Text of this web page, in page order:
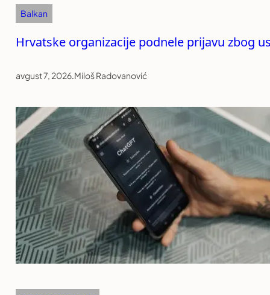
Balkan
Hrvatske organizacije podnele prijavu zbog
avgust 7, 2026.Miloš Radovanović